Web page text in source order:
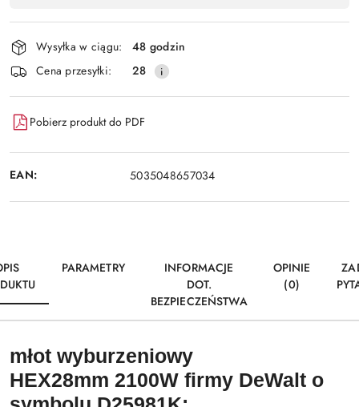
płatność
i
dostawa
Wysyłka w ciągu:
48 godzin
Cena przesyłki:
28
Pobierz produkt do PDF
EAN: 5035048657034
PARAMETRY
INFORMACJE
DOT.
BEZPIECZEŃSTWA
OPINIE
(0)
młot wyburzeniowy
HEX28mm 2100W firmy DeWalt o